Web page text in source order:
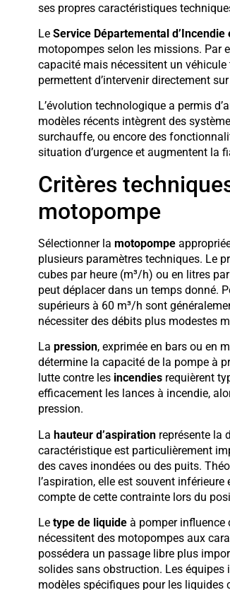
ses propres caractéristiques
Le Service Départemental d’Incendie
motopompes selon les missions. Par
capacité mais nécessitent un véhicule
permettent d’intervenir directement
L’évolution technologique a permis
modèles récents intègrent des
surchauffe, ou encore des
situation d’urgence et augmentent la
Critères
motopompe
Sélectionner la motopompe
plusieurs paramètres techniques. Le
cubes par heure (m³/h) ou en litres
peut déplacer dans un temps donné.
supérieurs à 60 m³/h sont
nécessiter des débits plus modestes
La pression, exprimée en bars ou en
détermine la capacité de la pompe à
lutte contre les incendiesrequièrent
efficacement les lances à incendie,
pression.
La hauteur d’aspirationreprésente la
caractéristique est particulièrement
des caves inondées ou des puits.
l’aspiration, elle est souvent
compte de cette contrainte lors du
Le type de liquideà pomper influence
nécessitent des motopompes aux
possédera un passage libre plus
solides sans obstruction. Les
modèles spécifiques pour les